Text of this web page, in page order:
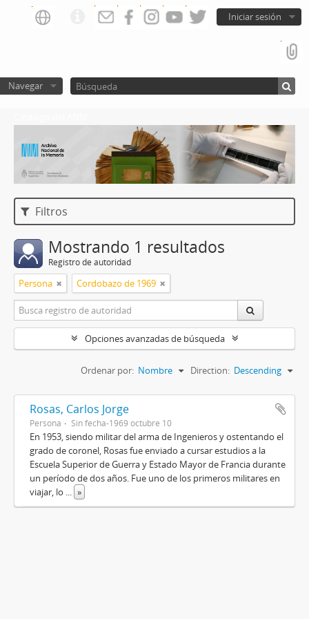
Iniciar sesión
Navegar
Filtros
Mostrando 1 resultados
Registro de autoridad
Persona Cordobazo de 1969
Opciones avanzadas de búsqueda
Ordenar por: Nombre Direction: Descending
Rosas, Carlos Jorge
Persona Sin fecha-1969 octubre 10
En 1953, siendo militar del arma de Ingenieros y ostentando el
grado de coronel, Rosas fue enviado a cursar estudios a la
Escuela Superior de Guerra y Estado Mayor de Francia durante
un período de dos años. Fue uno de los primeros militares en
viajar, lo ... »